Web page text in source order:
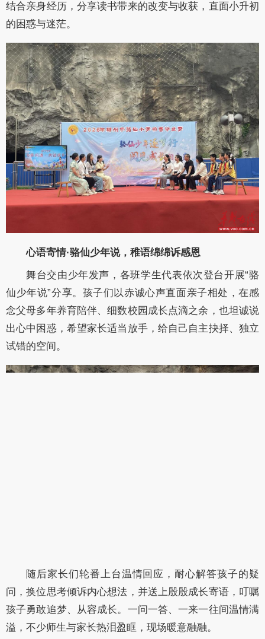
结合亲身经历，分享读书带来的改变与收获，直面小升初
的困惑与迷茫。
心语寄情·骆仙少年说，稚语绵绵诉感恩
舞台交由少年发声，各班学生代表依次登台开展“骆
仙少年说”分享。孩子们以赤诚心声直面亲子相处，在感
念父母多年养育陪伴、细数校园成长点滴之余，也坦诚说
出心中困惑，希望家长适当放手，给自己自主抉择、独立
试错的空间。
随后家长们轮番上台温情回应，耐心解答孩子的疑
问，换位思考倾诉内心想法，并送上殷殷成长寄语，叮嘱
孩子勇敢追梦、从容成长。一问一答、一来一往间温情满
溢，不少师生与家长热泪盈眶，现场暖意融融。